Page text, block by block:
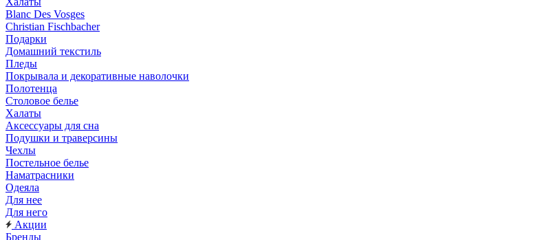
Blanc Des Vosges
Christian Fischbacher
Подарки
Домашний текстиль
Пледы
Покрывала и декоративные наволочки
Полотенца
Столовое белье
Халаты
Аксессуары для сна
Подушки и траверсины
Чехлы
Постельное белье
Наматрасники
Одеяла
Для нее
Для него
Акции
Бренды